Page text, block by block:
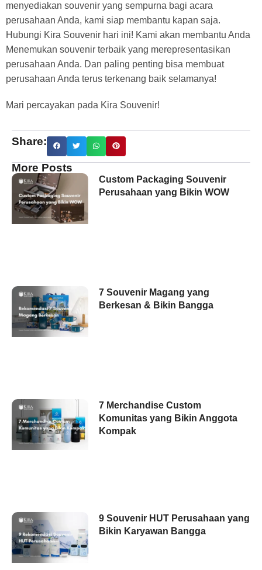
menyediakan souvenir yang sempurna bagi acara
perusahaan Anda, kami siap membantu kapan saja.
Hubungi Kira Souvenir hari ini! Kami akan membantu Anda
Menemukan souvenir terbaik yang merepresentasikan
perusahaan Anda. Dan paling penting bisa membuat
perusahaan Anda terus terkenang baik selamanya!
Mari percayakan pada Kira Souvenir!
Share:
More Posts
Custom Packaging Souvenir
Perusahaan yang Bikin WOW
7 Souvenir Magang yang
Berkesan & Bikin Bangga
7 Merchandise Custom
Komunitas yang Bikin Anggota
Kompak
9 Souvenir HUT Perusahaan yang
Bikin Karyawan Bangga